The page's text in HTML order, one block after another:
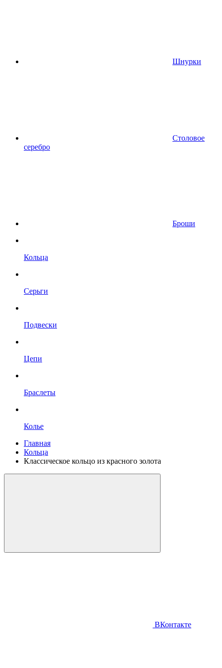
Шнурки
Столовое
серебро
Броши
Кольца
Серьги
Подвески
Цепи
Браслеты
Колье
Главная
Кольца
Классическое кольцо из красного золота
ВКонтакте